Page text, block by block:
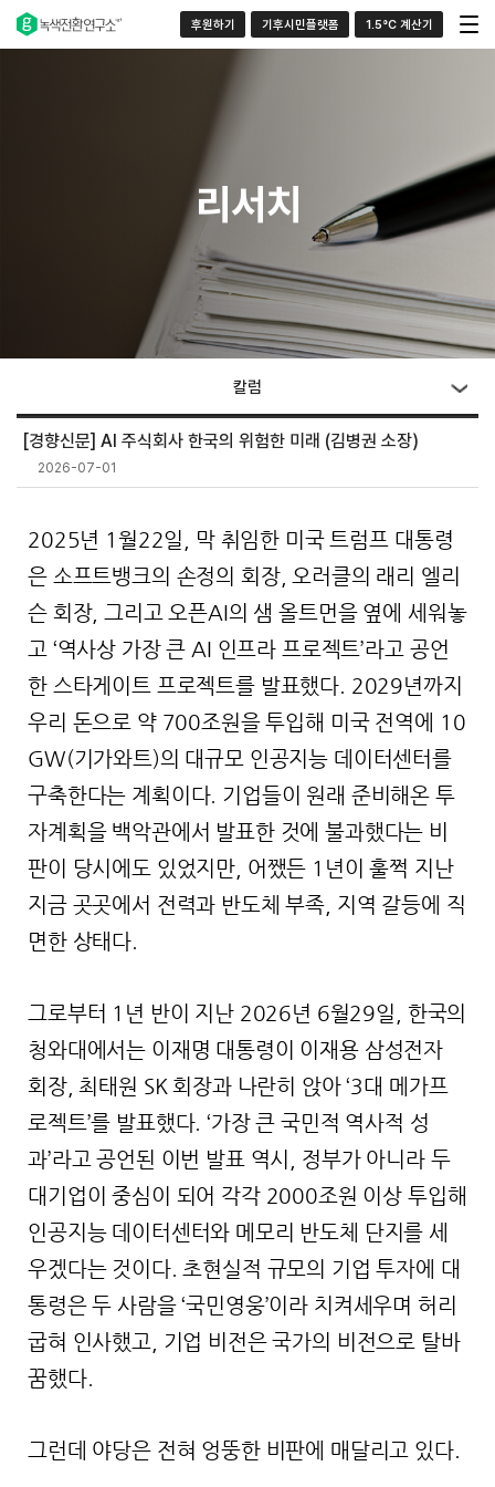
후원하기 기후시민플랫폼 1.5°C 계산기
리서치
칼럼
[경향신문] AI 주식회사 한국의 위험한 미래 (김병권 소장)
2026-07-01
2025년 1월22일, 막 취임한 미국 트럼프 대통령
은 소프트뱅크의 손정의 회장, 오러클의 래리 엘리
슨 회장, 그리고 오픈AI의 샘 올트먼을 옆에 세워놓
고 ‘역사상 가장 큰 AI 인프라 프로젝트’라고 공언
한 스타게이트 프로젝트를 발표했다. 2029년까지
우리 돈으로 약 700조원을 투입해 미국 전역에 10
GW(기가와트)의 대규모 인공지능 데이터센터를
구축한다는 계획이다. 기업들이 원래 준비해온 투
자계획을 백악관에서 발표한 것에 불과했다는 비
판이 당시에도 있었지만, 어쨌든 1년이 훌쩍 지난
지금 곳곳에서 전력과 반도체 부족, 지역 갈등에 직
면한 상태다.
그로부터 1년 반이 지난 2026년 6월29일, 한국의
청와대에서는 이재명 대통령이 이재용 삼성전자
회장, 최태원 SK 회장과 나란히 앉아 ‘3대 메가프
로젝트’를 발표했다. ‘가장 큰 국민적 역사적 성
과’라고 공언된 이번 발표 역시, 정부가 아니라 두
대기업이 중심이 되어 각각 2000조원 이상 투입해
인공지능 데이터센터와 메모리 반도체 단지를 세
우겠다는 것이다. 초현실적 규모의 기업 투자에 대
통령은 두 사람을 ‘국민영웅’이라 치켜세우며 허리
굽혀 인사했고, 기업 비전은 국가의 비전으로 탈바
꿈했다.
그런데 야당은 전혀 엉뚱한 비판에 매달리고 있다.